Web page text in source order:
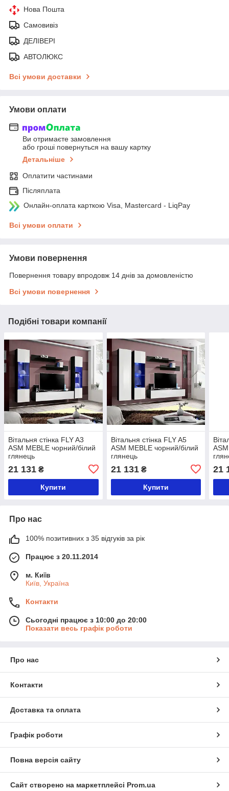
Нова Пошта
Самовивіз
ДЕЛІВЕРІ
АВТОЛЮКС
Всі умови доставки
Умови оплати
Ви отримаєте замовлення
або гроші повернуться на вашу картку
Детальніше
Оплатити частинами
Післяплата
Онлайн-оплата карткою Visa, Mastercard - LiqPay
Всі умови оплати
Умови повернення
Повернення товару впродовж 14 днів за домовленістю
Всі умови повернення
Подібні товари компанії
Вітальня стінка FLY A3
ASM MEBLE чорний/білий
глянець
21 131 ₴
Купити
Вітальня стінка FLY A5
ASM MEBLE чорний/білий
глянець
21 131₴
Купити
21
Про нас
100% позитивних з 35 відгуків за рік
Працює з 20.11.2014
м. Київ
Київ, Україна
Контакти
Сьогодні працює з 10:00 до 20:00
Показати весь графік роботи
Про нас
Контакти
Доставка та оплата
Графік роботи
Повна версія сайту
Сайт створено на маркетплейсі Prom.ua